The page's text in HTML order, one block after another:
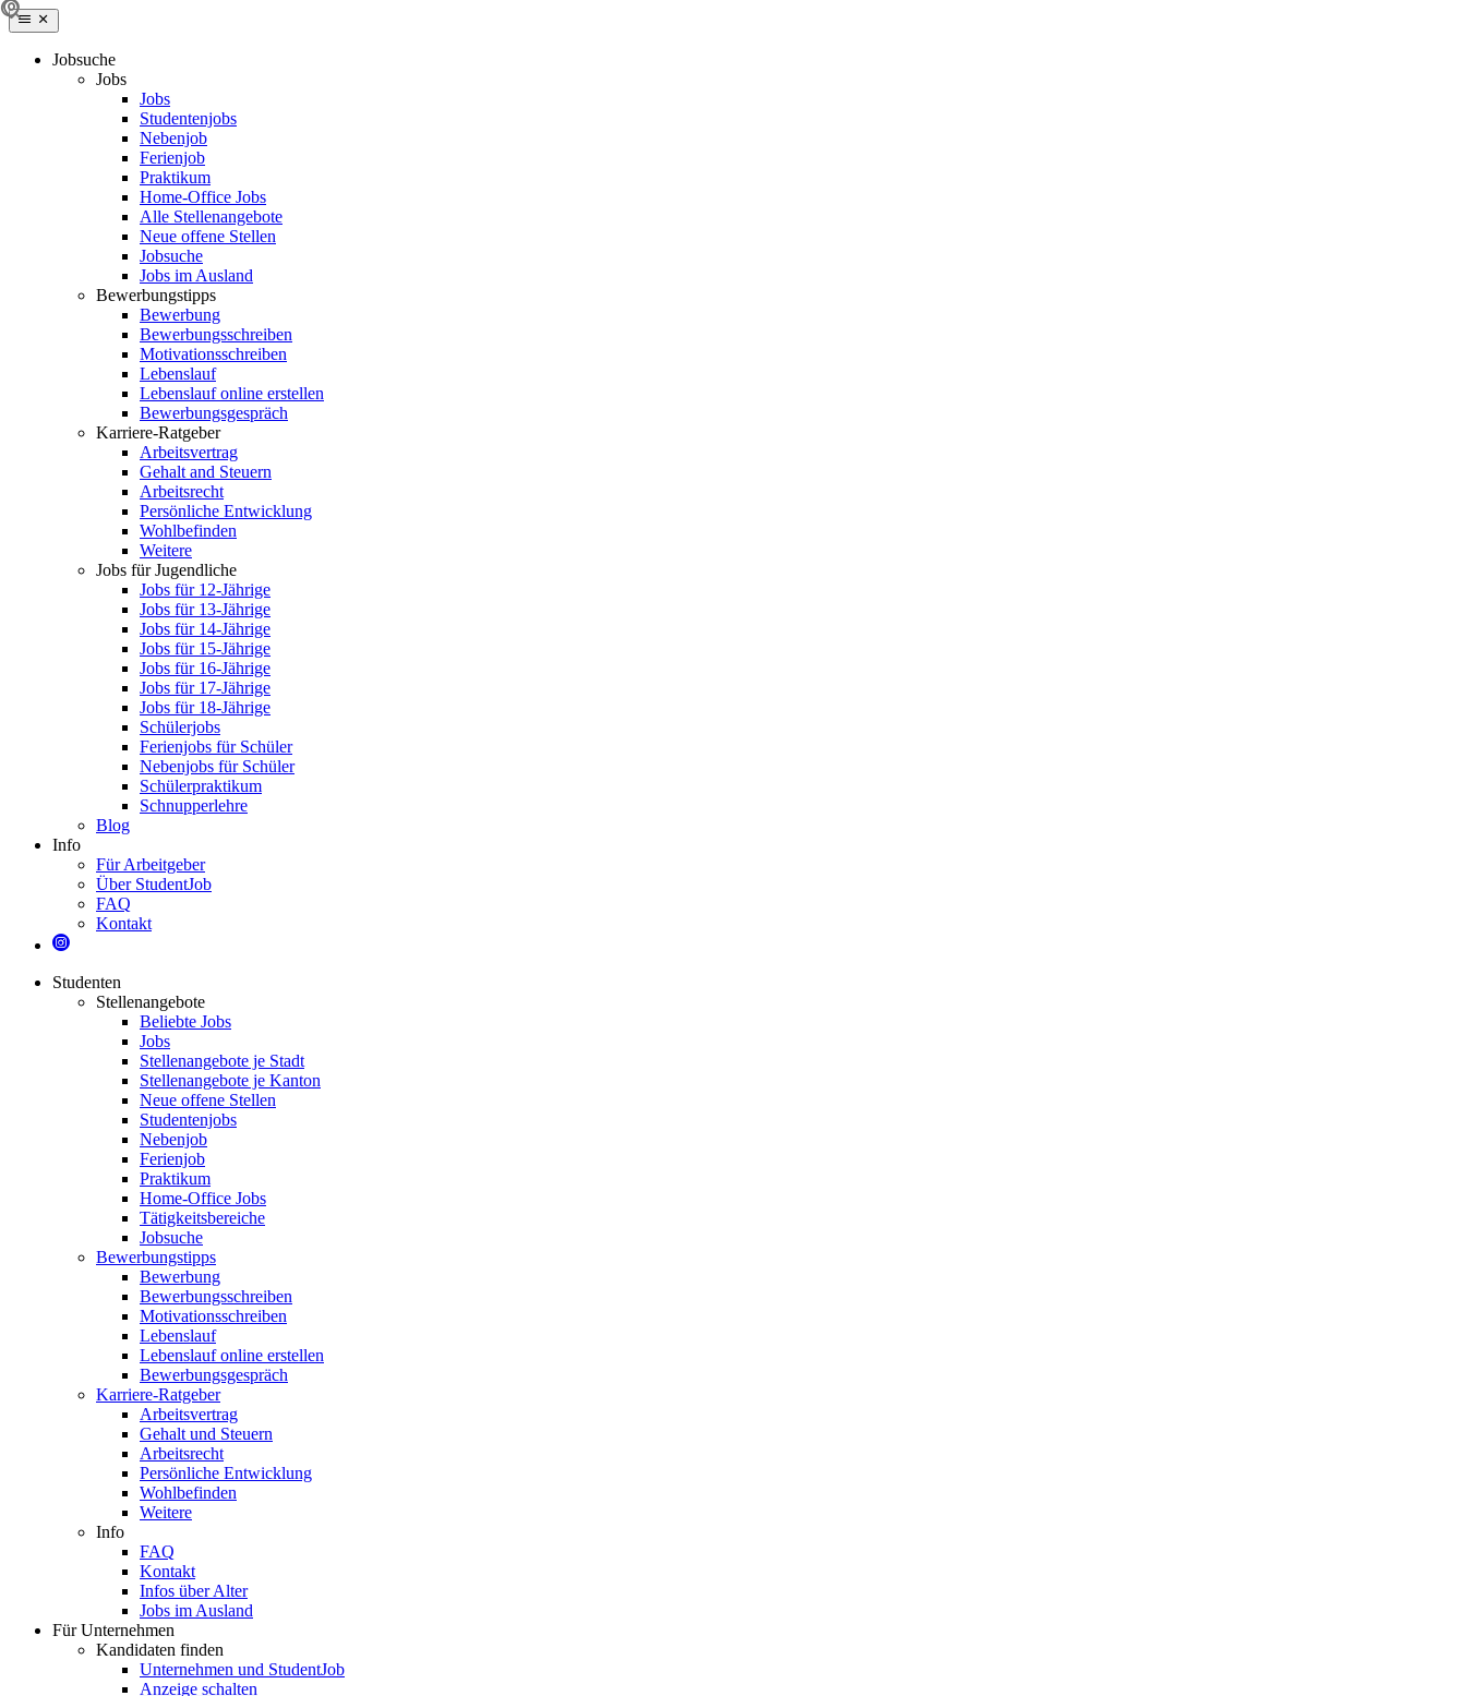
Jobsuche
Jobs
Jobs
Studentenjobs
Nebenjob
Ferienjob
Praktikum
Home-Office Jobs
Alle Stellenangebote
Neue offene Stellen
Jobsuche
Jobs im Ausland
Bewerbungstipps
Bewerbung
Bewerbungsschreiben
Motivationsschreiben
Lebenslauf
Lebenslauf online erstellen
Bewerbungsgespräch
Karriere-Ratgeber
Arbeitsvertrag
Gehalt and Steuern
Arbeitsrecht
Persönliche Entwicklung
Wohlbefinden
Weitere
Jobs für Jugendliche
Jobs für 12-Jährige
Jobs für 13-Jährige
Jobs für 14-Jährige
Jobs für 15-Jährige
Jobs für 16-Jährige
Jobs für 17-Jährige
Jobs für 18-Jährige
Schülerjobs
Ferienjobs für Schüler
Nebenjobs für Schüler
Schülerpraktikum
Schnupperlehre
Blog
Info
Für Arbeitgeber
Über StudentJob
FAQ
Kontakt
Studenten
Stellenangebote
Beliebte Jobs
Jobs
Stellenangebote je Stadt
Stellenangebote je Kanton
Neue offene Stellen
Studentenjobs
Nebenjob
Ferienjob
Praktikum
Home-Office Jobs
Tätigkeitsbereiche
Jobsuche
Bewerbungstipps
Bewerbung
Bewerbungsschreiben
Motivationsschreiben
Lebenslauf
Lebenslauf online erstellen
Bewerbungsgespräch
Karriere-Ratgeber
Arbeitsvertrag
Gehalt und Steuern
Arbeitsrecht
Persönliche Entwicklung
Wohlbefinden
Weitere
Info
FAQ
Kontakt
Infos über Alter
Jobs im Ausland
Für Unternehmen
Kandidaten finden
Unternehmen und StudentJob
Anzeige schalten